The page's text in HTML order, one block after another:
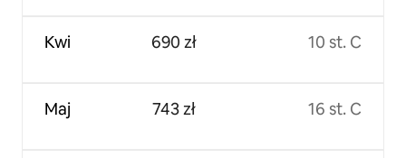
Kwi
Maj
690 zł
743 zł
10 st. C
16 st. C